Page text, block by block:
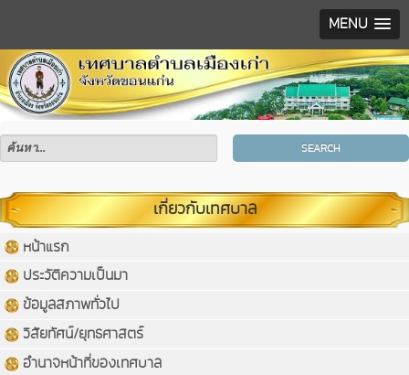
MENU
SEARCH
เกี่ยวกับเทศบาล
หน้าแรก
ประวัติความเป็นมา
ข้อมูลสภาพทั่วไป
วิสัยทัศน์/ยุทธศาสตร์
อำนาจหน้าที่ของเทศบาล